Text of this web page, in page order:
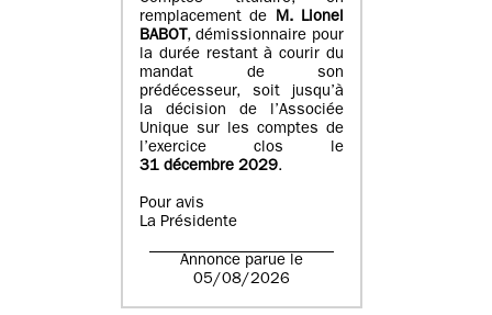
remplacement de M.Lionel
BABOT, démissionnaire pour
la durée restant à courir du
mandat de son
prédécesseur, soit jusqu’à
la décision de l’Associée
Unique sur les comptes de
l’exercice clos le
31 décembre 2029.
Pour avis
La Présidente
Annonce parue le
05/08/2026